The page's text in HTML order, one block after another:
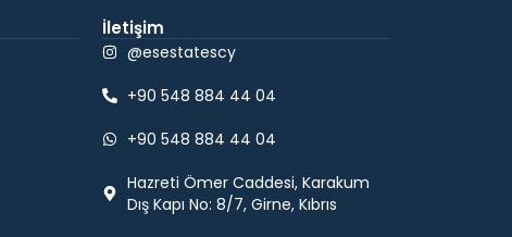
İletişim
@esestatescy
+90 548 884 44 04
+90 548 884 44 04
Hazreti Ömer Caddesi, Karakum
Dış Kapı No: 8/7, Girne, Kıbrıs